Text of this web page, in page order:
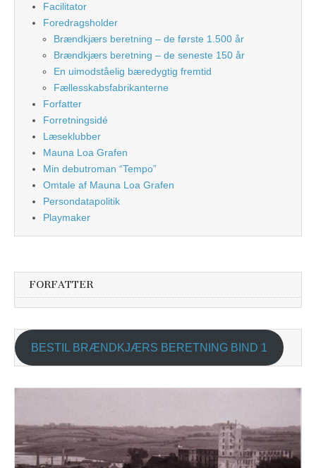
Facilitator
Foredragsholder
Brændkjærs beretning – de første 1.500 år
Brændkjærs beretning – de seneste 150 år
En uimodståelig bæredygtig fremtid
Fællesskabsfabrikanterne
Forfatter
Forretningsidé
Læseklubber
Mauna Loa Grafen
Min debutroman “Tempo”
Omtale af Mauna Loa Grafen
Persondatapolitik
Playmaker
FORFATTER
BESTIL BRÆNDKJÆRS BERETNING BIND 1